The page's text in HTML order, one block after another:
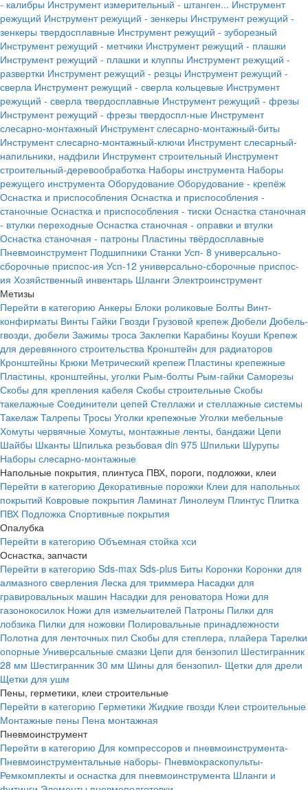
- калибры Инструмент измерительный - штанген... Инструмент
режущий Инструмент режущий - зенкеры Инструмент режущий -
зенкеры твердосплавные Инструмент режущий - зуборезный
Инструмент режущий - метчики Инструмент режущий - плашки
Инструмент режущий - плашки и клуппы Инструмент режущий -
развертки Инструмент режущий - резцы Инструмент режущий -
сверла Инструмент режущий - сверла кольцевые Инструмент
режущий - сверла твердосплавные Инструмент режущий - фрезы
Инструмент режущий - фрезы твердоспл-ные Инструмент
слесарно-монтажный Инструмент слесарно-монтажный-биты
Инструмент слесарно-монтажный-ключи Инструмент слесарный-
напильники, надфили Инструмент строительный Инструмент
строительный-деревообработка Наборы инструмента Наборы
режущего инструмента Оборудование Оборудование - крепёж
Оснастка и приспособления Оснастка и приспособления -
станочные Оснастка и приспособления - тиски Оснастка станочная
- втулки переходные Оснастка станочная - оправки и втулки
Оснастка станочная - патроны Пластины твёрдосплавные
Пневмоинструмент Подшипники Станки Усп- 8 универсально-
сборочные приспос-ия Усп-12 универсально-сборочные приспос-
ия Хозяйственный инвентарь Шланги Электроинструмент
Метизы
Перейти в категорию Анкеры Блоки роликовые Болты Винт-
конфирматы Винты Гайки Гвозди Грузовой крепеж Дюбели Дюбель-
гвозди, дюбели Зажимы троса Заклепки Карабины Коуши Крепеж
для деревянного строительства Кронштейн для радиаторов
Кронштейны Крюки Метрический крепеж Пластины крепежные
Пластины, кронштейны, уголки Рым-болты Рым-гайки Саморезы
Скобы для крепления кабеля Скобы строительные Скобы
такелажные Соединители цепей Стеллажи и стеллажные системы
Такелаж Талрепы Тросы Уголки крепежные Уголки мебельные
Хомуты червячные Хомуты, монтажные ленты, бандажи Цепи
Шайбы Шканты Шпилька резьбовая din 975 Шпильки Шурупы
Наборы слесарно-монтажные
Напольные покрытия, плинтуса ПВХ, пороги, подложки, клеи
Перейти в категорию Декоративные порожки Клеи для напольных
покрытий Ковровые покрытия Ламинат Линолеум Плинтус Плитка
ПВХ Подложка Спортивные покрытия
Опалубка
Перейти в категорию Объемная стойка хси
Оснастка, запчасти
Перейти в категорию Sds-max Sds-plus Биты Коронки Коронки для
алмазного сверления Леска для триммера Насадки для
гравировальных машин Насадки для реноватора Ножи для
газонокосилок Ножи для измельчителей Патроны Пилки для
лобзика Пилки для ножовки Полировальные принадлежности
Полотна для ленточных пил Скобы для степлера, плайера Тарелки
опорные Универсальные смазки Цепи для бензопил Шестигранник
28 мм Шестигранник 30 мм Шины для бензопил- Щетки для дрели
Щетки для ушм
Пены, герметики, клеи строительные
Перейти в категорию Герметики Жидкие гвозди Клеи строительные
Монтажные пены Пена монтажная
Пневмоинструмент
Перейти в категорию Для компрессоров и пневмоинструмента-
Пневмоинструментальные наборы- Пневмокраскопульты-
Ремкомплекты и оснастка для пневмоинструмента Шланги и